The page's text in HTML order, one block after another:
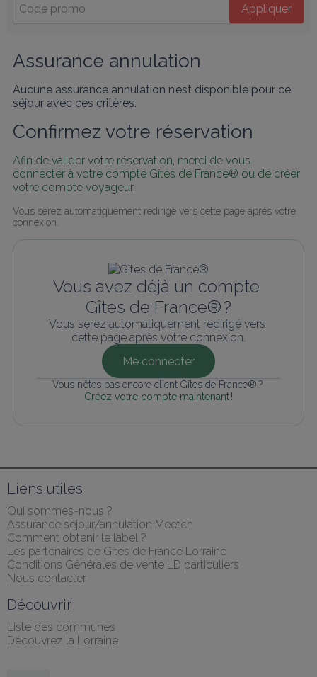
Appliquer
Assurance annulation
Aucune assurance annulation n’est disponible pour ce
séjour avec ces critères.
Confirmez votre réservation
Afin de valider votre réservation, merci de vous
connecter à votre compte Gîtes de France® ou de créer
votre compte voyageur.
Vous serez automatiquement redirigé vers cette page après votre
connexion.
Vous avez déjà un compte
Gîtes de France® ?
Vous serez automatiquement redirigé vers
cette page après votre connexion.
Me connecter
Vous n’êtes pas encore client Gîtes de France® ?
Créez votre compte maintenant !
Liens utiles
Qui sommes-nous ?
Assurance séjour/annulation Meetch
Comment obtenir le label ?
Les partenaires de Gîtes de France Lorraine
Conditions Générales de vente LD particuliers
Nous contacter
Découvrir
Liste des communes
Découvrez la Lorraine